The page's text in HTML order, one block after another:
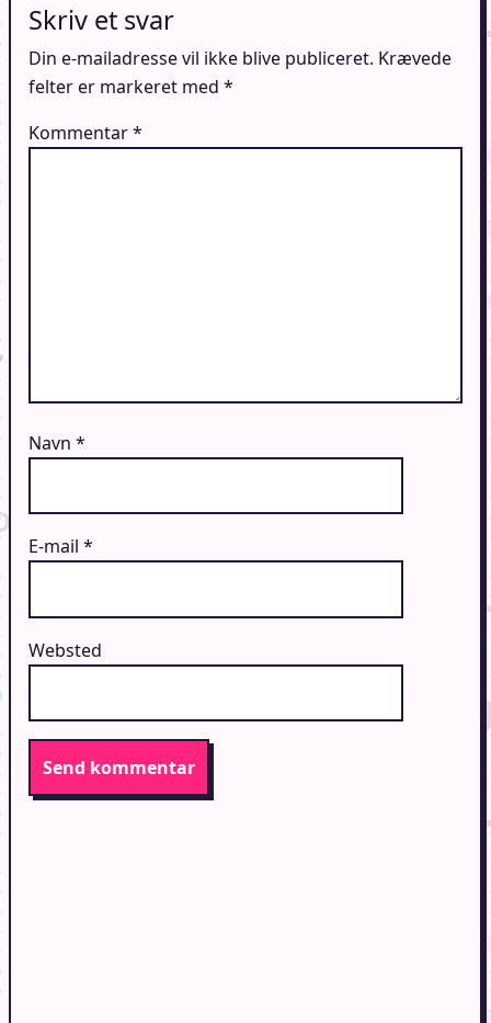
Skriv et svar
Din e-mailadresse vil ikke blive publiceret. Krævede
felter er markeret med *
Kommentar*
Navn *
E-mail *
Websted